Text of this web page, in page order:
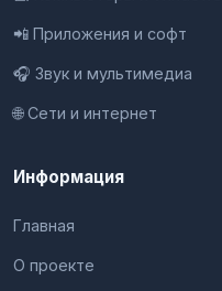
📲 Приложения и софт
🎧 Звук и мультимедиа
🌐 Сети и интернет
Информация
Главная
О проекте